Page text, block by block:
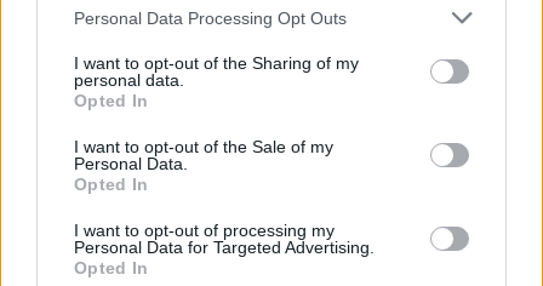
Personal Data Processing Opt Outs
I want to opt-out of the Sharing of my
personal data.
Opted In
I want to opt-out of the Sale of my
Personal Data.
Opted In
I want to opt-out of processing my
Personal Data for Targeted Advertising.
Opted In
Minka 9. rész
Máltai kaland 7.